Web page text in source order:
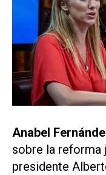
Anabel
sobre la reforma
presidente